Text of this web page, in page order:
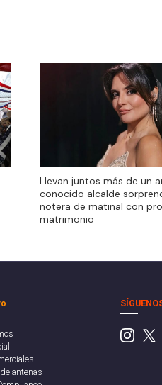
Llevan juntos más de un
conocido alcalde
notera de matinal con
matrimonio
antenas